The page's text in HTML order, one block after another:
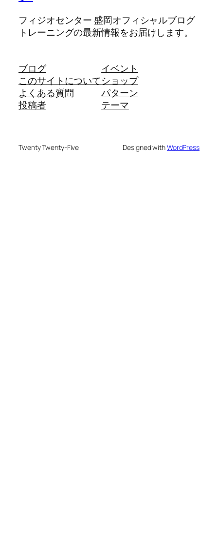
フィジオセンター 盛岡オフィシャルブログ
トレーニングの最新情報をお届けします。
ブログ
このサイトについて
よくある質問
投稿者
イベント
ショップ
パターン
テーマ
Twenty Twenty-Five Designed withWordPress